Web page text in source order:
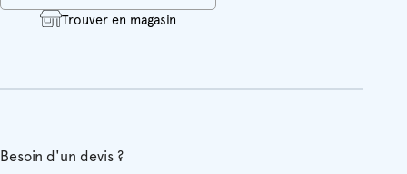
Trouver en magasin
Besoin d'un devis ?